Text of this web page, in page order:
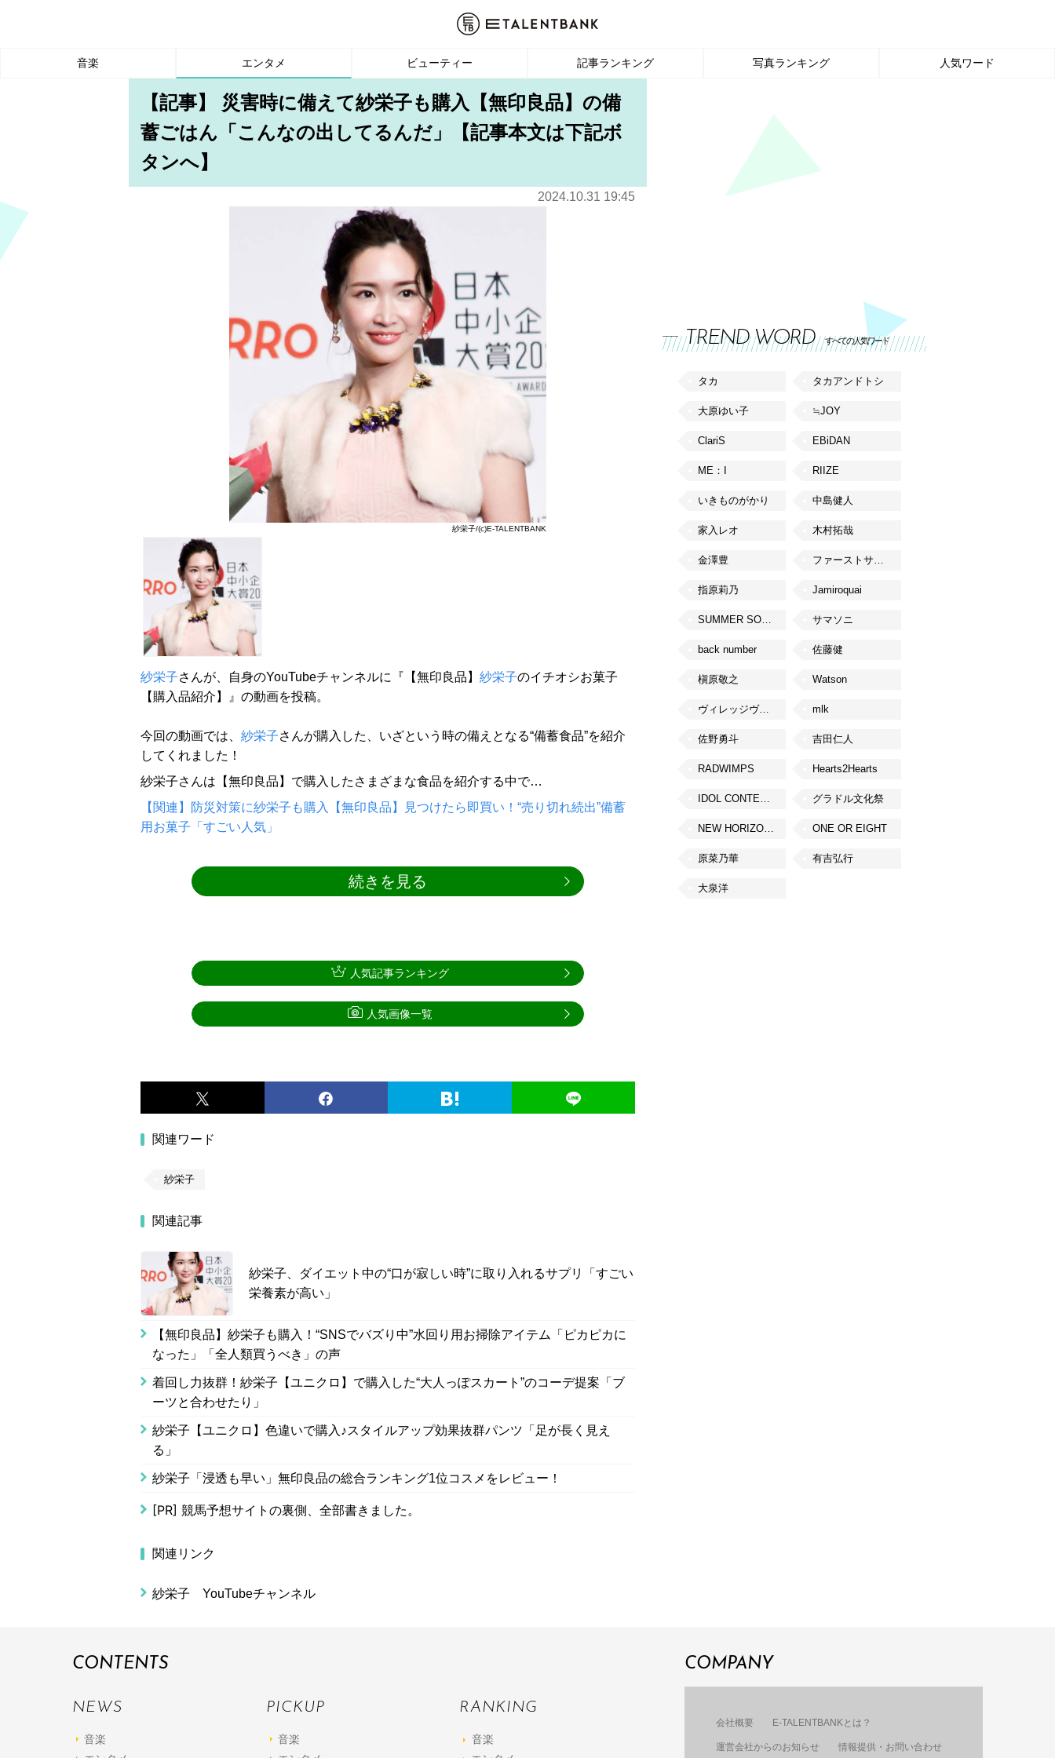
音楽 エンタメ ビューティー 記事ランキング 写真ランキング 人気ワード
【記事】 災害時に備えて紗栄子も購入【無印良品】の備
蓄ごはん「こんなの出してるんだ」【記事本文は下記ボ
タンへ】
2024.10.31 19:45
紗栄子/(c)E-TALENTBANK
紗栄子さんが、自身のYouTubeチャンネルに『【無印良品】 紗栄子のイチオシお菓子
【購入品紹介】』の動画を投稿。
今回の動画では、 紗栄子さんが購入した、いざという時の備えとなる“備蓄食品”を紹介
してくれました！
紗栄子さんは【無印良品】で購入したさまざまな食品を紹介する中で…
【関連】防災対策に紗栄子も購入【無印良品】見つけたら即買い！“売り切れ続出”備蓄
用お菓子「すごい人気」
続きを見る
関連ワード
紗栄子
関連記事
紗栄子、ダイエット中の“口が寂しい時”に取り入れるサプリ「すごい
栄養素が高い」
【無印良品】紗栄子も購入！“SNSでバズり中”水回り用お掃除アイテム「ピカピカに
なった」「全人類買うべき」の声
着回し力抜群！紗栄子【ユニクロ】で購入した“大人っぽスカート”のコーデ提案「ブ
ーツと合わせたり」
紗栄子【ユニクロ】色違いで購入♪スタイルアップ効果抜群パンツ「足が長く見え
る」
紗栄子「浸透も早い」無印良品の総合ランキング1位コスメをレビュー！
[PR] 競馬予想サイトの裏側、全部書きました。
関連リンク
紗栄子 YouTubeチャンネル
人気記事ランキング
人気画像一覧
TREND WORD すべての人気ワード
タカ タカアンドトシ
大原ゆい子 ≒JOY
ClariS EBiDAN
ME：I RIIZE
いきものがかり 中島健人
家入レオ 木村拓哉
金澤豊 ファーストサマーウイカ
指原莉乃 Jamiroquai
SUMMER SONIC サマソニ
back number 佐藤健
槇原敬之 Watson
ヴィレッジヴァンガード mlk
佐野勇斗 吉田仁人
RADWIMPS Hearts2Hearts
IDOL CONTENT EXPO グラドル文化祭
NEW HORIZON FEST ONE OR EIGHT
原菜乃華 有吉弘行
大泉洋
CONTENTS
NEWS
音楽
PICKUP
音楽
RANKING
音楽
COMPANY
会社概要 E-TALENTBANKとは？
運営会社からのお知らせ 情報提供・お問い合わせ